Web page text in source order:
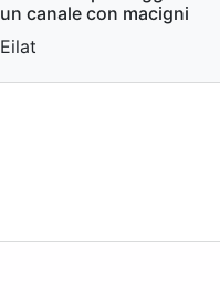
un canale con macigni
Eilat